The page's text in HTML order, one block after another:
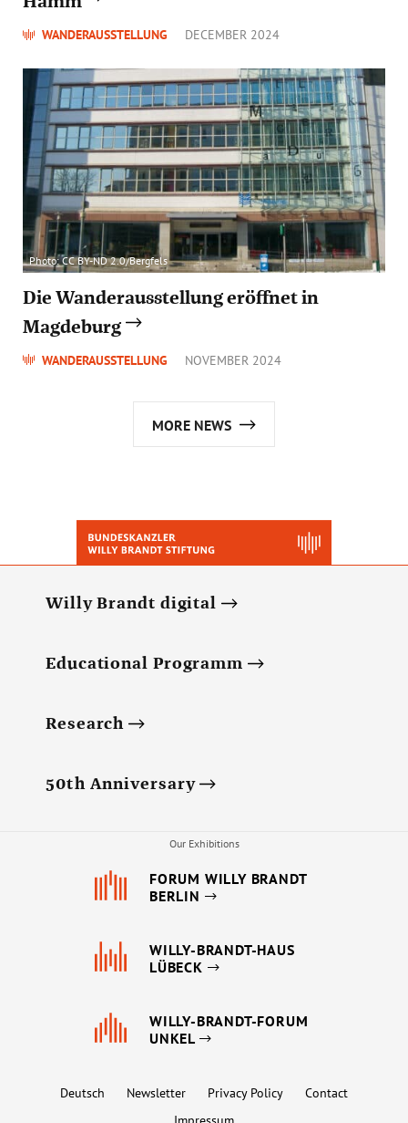
WANDERAUSSTELLUNG DECEMBER 2024
Photo: CC BY-ND 2.0/Bergfels
Die Wanderausstellung eröffnet in
Magdeburg
WANDERAUSSTELLUNG NOVEMBER 2024
MORE NEWS
Willy Brandt digital
Educational Programm
Research
50th Anniversary
Our Exhibitions
FORUM WILLY BRANDT
BERLIN
WILLY-BRANDT-HAUS
LÜBECK
WILLY-BRANDT-FORUM
UNKEL
Deutsch Newsletter Privacy Policy
Contact